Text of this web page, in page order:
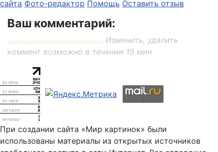
сайта Фото-редактор Помощь Оставить отзыв
Ваш комментарий:
Система комментирования SigComments
Изменить, удалить
коммент возможно в течении 15 мин
При создании сайта «Мир картинок» были
использованы материалы из открытых источников